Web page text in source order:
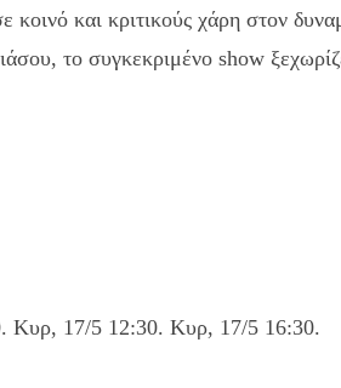
και κριτικούς χάρη στον
το συγκεκριμένο show
Κυρ, 17/5 12:30. Κυρ, 17/5 16:30.